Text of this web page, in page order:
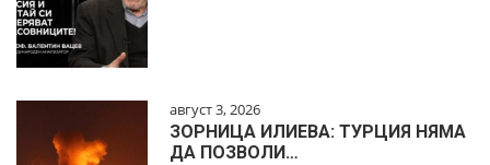
август 3, 2026
ЗОРНИЦА ИЛИЕВА: ТУРЦИЯ НЯМА
ДА ПОЗВОЛИ…